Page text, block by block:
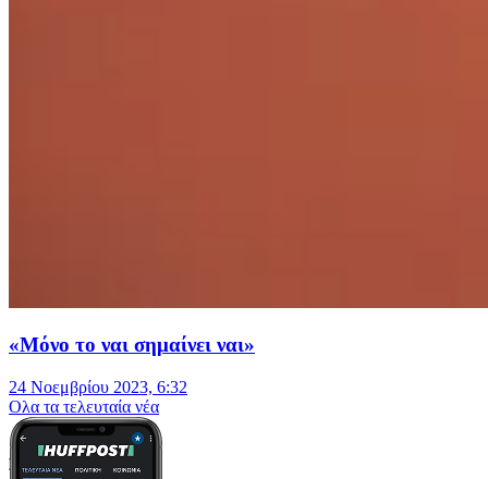
«Μόνο το ναι σημαίνει ναι»
24 Νοεμβρίου 2023, 6:32
Oλα τα τελευταία νέα